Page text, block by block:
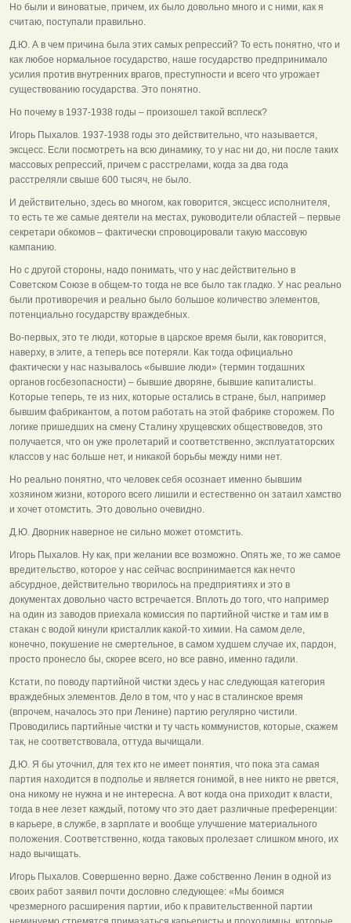
Но были и виноватые, причем, их было довольно много и с ними, как я
считаю, поступали правильно.
Д.Ю. А в чем причина была этих самых репрессий? То есть понятно, что и
как любое нормальное государство, наше государство предпринимало
усилия против внутренних врагов, преступности и всего что угрожает
существованию государства. Это понятно.
Но почему в 1937-1938 годы – произошел такой всплеск?
Игорь Пыхалов. 1937-1938 годы это действительно, что называется,
эксцесс. Если посмотреть на всю динамику, то у нас ни до, ни после таких
массовых репрессий, причем с расстрелами, когда за два года
расстреляли свыше 600 тысяч, не было.
И действительно, здесь во многом, как говорится, эксцесс исполнителя,
то есть те же самые деятели на местах, руководители областей – первые
секретари обкомов – фактически спровоцировали такую массовую
кампанию.
Но с другой стороны, надо понимать, что у нас действительно в
Советском Союзе в общем-то тогда не все было так гладко. У нас реально
были противоречия и реально было большое количество элементов,
потенциально государству враждебных.
Во-первых, это те люди, которые в царское время были, как говорится,
наверху, в элите, а теперь все потеряли. Как тогда официально
фактически у нас называлось «бывшие люди» (термин тогдашних
органов госбезопасности) – бывшие дворяне, бывшие капиталисты.
Которые теперь, те из них, которые остались в стране, был, например
бывшим фабрикантом, а потом работать на этой фабрике сторожем. По
логике пришедших на смену Сталину хрущевских обществоведов, это
получается, что он уже пролетарий и соответственно, эксплуататорских
классов у нас больше нет, и никакой борьбы между ними нет.
Но реально понятно, что человек себя осознает именно бывшим
хозяином жизни, которого всего лишили и естественно он затаил хамство
и хочет отомстить. Это довольно очевидно.
Д.Ю. Дворник наверное не сильно может отомстить.
Игорь Пыхалов. Ну как, при желании все возможно. Опять же, то же самое
вредительство, которое у нас сейчас воспринимается как нечто
абсурдное, действительно творилось на предприятиях и это в
документах довольно часто встречается. Вплоть до того, что например
на один из заводов приехала комиссия по партийной чистке и там им в
стакан с водой кинули кристаллик какой-то химии. На самом деле,
конечно, покушение не смертельное, в самом худшем случае их, пардон,
просто пронесло бы, скорее всего, но все равно, именно гадили.
Кстати, по поводу партийной чистки здесь у нас следующая категория
враждебных элементов. Дело в том, что у нас в сталинское время
(впрочем, началось это при Ленине) партию регулярно чистили.
Проводились партийные чистки и ту часть коммунистов, которые, скажем
так, не соответствовала, оттуда вычищали.
Д.Ю. Я бы уточнил, для тех кто не имеет понятия, что пока эта самая
партия находится в подполье и является гонимой, в нее никто не рвется,
она никому не нужна и не интересна. А вот когда она приходит к власти,
тогда в нее лезет каждый, потому что это дает различные преференции:
в карьере, в службе, в зарплате и вообще улучшение материального
положения. Соответственно, когда таковых пролезает слишком много, их
надо вычищать.
Игорь Пыхалов. Совершенно верно. Даже собственно Ленин в одной из
своих работ заявил почти дословно следующее: «Мы боимся
чрезмерного расширения партии, ибо к правительственной партии